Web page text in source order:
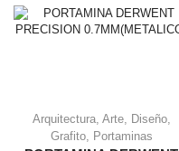
MIXTA
A5
Arquitectura, Arte, Diseño,
Grafito, Portaminas